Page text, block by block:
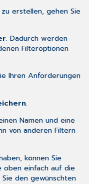
erstellen, gehen Sie
. Dadurch werden
Filteroptionen
Ihren Anforderungen
.
Namen und eine
von anderen Filtern
können Sie
oben einfach auf die
Sie den gewünschten